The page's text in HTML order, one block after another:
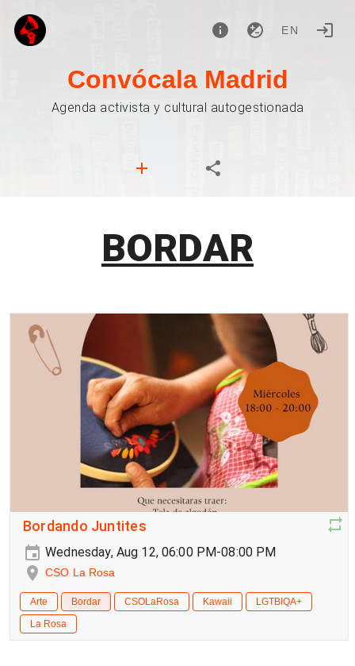
EN
Convócala Madrid
Agenda activista y cultural autogestionada
BORDAR
Bordando Juntites
Wednesday, Aug 12, 06:00 PM-08:00 PM
CSO La Rosa
Arte Bordar CSOLaRosa Kawaii
LGTBIQA+
La Rosa